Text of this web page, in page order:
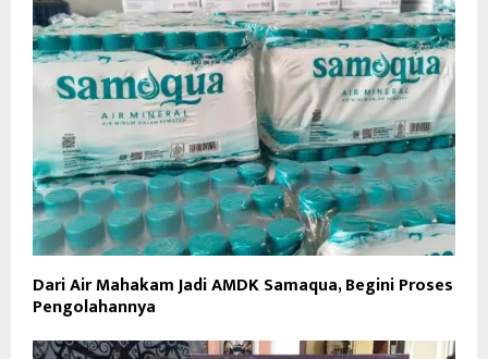
Dari Air Mahakam Jadi AMDK Samaqua, Begini Proses
Pengolahannya